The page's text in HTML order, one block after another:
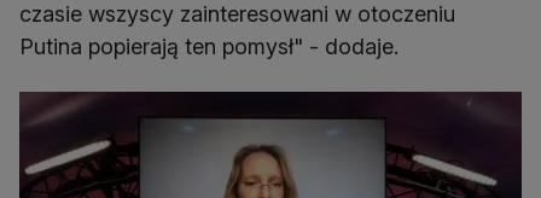
czasie wszyscy zainteresowani w otoczeniu
Putina popierają ten pomysł" - dodaje.